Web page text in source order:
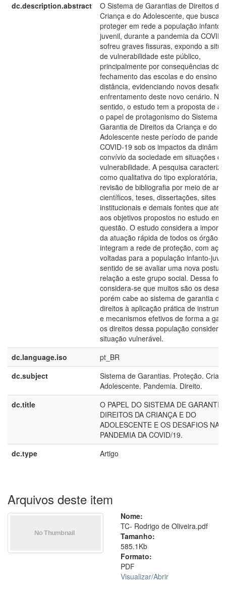
dc.description.abstract
O Sistema de Garantias de Direitos da
Criança e do Adolescente, que busca
proteger em rede a população infanto-
juvenil, durante a pandemia da
sofreu graves fissuras, expondo a
de vulnerabilidade este público,
principalmente por consequências do
fechamento das escolas e do ensino a
distância, evidenciando novos
enfrentamento deste novo cenário.
sentido, o estudo tem a proposta de
o papel de protagonismo do Sistema
Garantia de Direitos da Criança e do
Adolescente neste período de
COVID-19 sob os impactos da
convívio da sociedade em situações de
vulnerabilidade. A pesquisa
como qualitativa do tipo exploratória,
revisão de bibliografia por meio de
científicos, teses, dissertações, sites
institucionais e demais fontes que
aos objetivos propostos no estudo em
questão. O estudo considera a
da atuação rápida de todos os órgãos
integram a rede de proteção, com
voltadas para a população infanto-
sentido de se avaliar uma nova
relação a este grupo social. Dessa
considera-se que muitos são os
porém cabe ao sistema de garantia de
direitos à aplicação prática de
e mecanismos efetivos de forma a
os direitos dessa população
situação vulnerável.
dc.language.iso
pt_BR
dc.subject
Sistema de Garantias. Proteção.
Adolescente. Pandemia. Direito.
dc.title
O PAPEL DO SISTEMA DE
DIREITOS DA CRIANÇA E DO
ADOLESCENTE E OS DESAFIOS NA
PANDEMIA DA COVID/19.
dc.type
Artigo
Arquivos deste item
Nome:
TC- Rodrigo de Oliveira.pdf
Tamanho:
585.1Kb
Formato:
PDF
Visualizar/Abrir